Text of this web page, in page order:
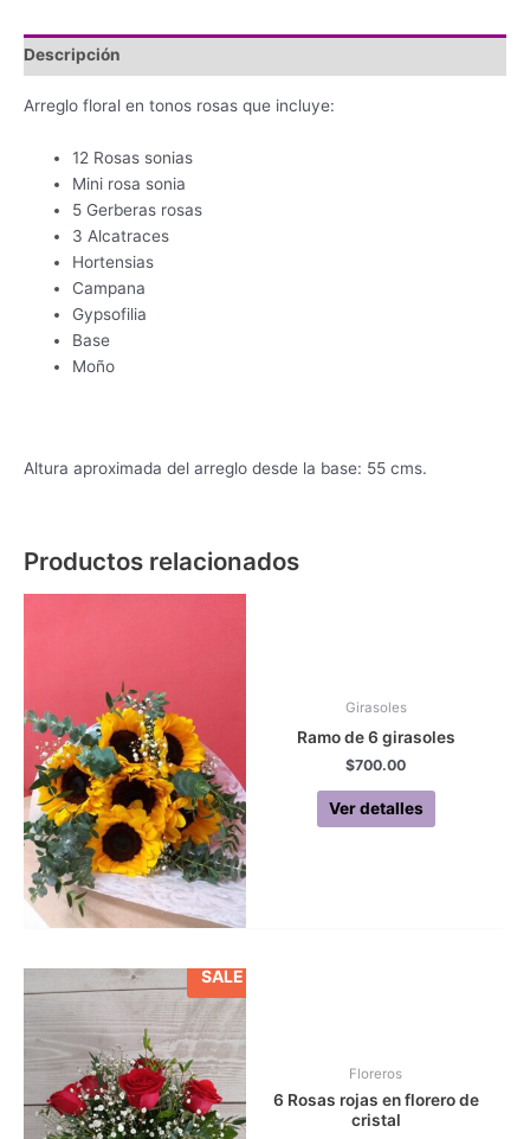
Descripción
Arreglo floral en tonos rosas que incluye:
12 Rosas sonias
Mini rosa sonia
5 Gerberas rosas
3 Alcatraces
Hortensias
Campana
Gypsofilia
Base
Moño
Altura aproximada del arreglo desde la base: 55 cms.
Productos relacionados
Girasoles
Ramo de 6 girasoles
$700.00
Ver detalles
SALE
Floreros
6 Rosas rojas en florero de
cristal